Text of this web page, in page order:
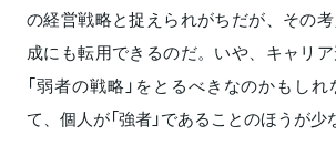
の経営戦略と捉えられがちだが、その
成にも転用できるのだ。いや、キャリ
「弱者の戦略」をとるべきなのかもし
て、個人が「強者」であることのほうが少